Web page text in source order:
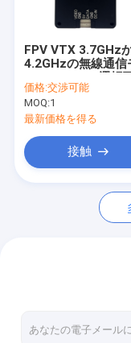
FPV VTX 3.7GHz
4.2GHzの無線通信
なチャンネルと最大
10Wの調整可能な電
レベル
価格:交渉可能
MOQ:1
最新価格を得る
接触